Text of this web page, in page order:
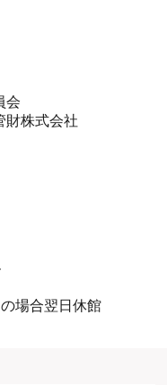
会
財株式会社
場合翌日休館